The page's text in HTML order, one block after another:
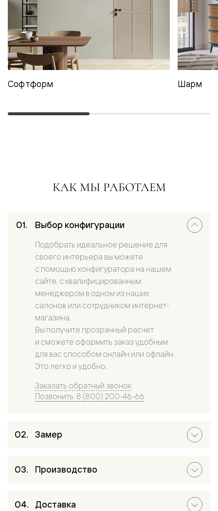
Софтформ Шарм
КАК МЫ РАБОТАЕМ
Выбор конфигурации
Подобрать идеальное решение для
своего интерьера вы можете
с помощью конфигуратора на нашем
сайте, с квалифицированным
менеджером в одном из наших
салонов или сотрудником интернет-
магазина.
Вы получите прозрачный расчет
и сможете оформить заказ удобным
для вас способом онлайн или офлайн.
Это легко и удобно.
Заказать обратный звонок
Позвонить: 8 (800) 200-46-66
Замер
Производство
Доставка